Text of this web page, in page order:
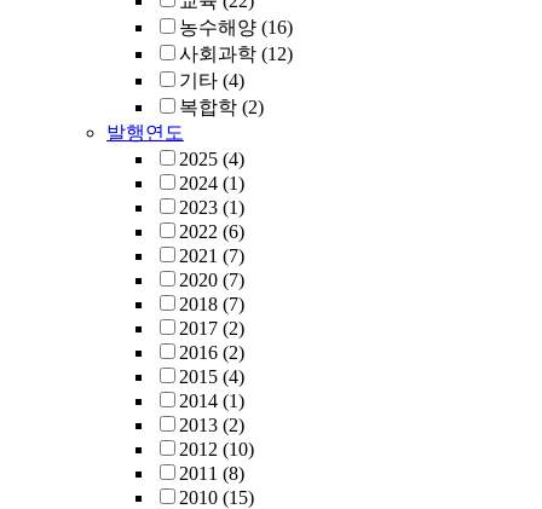
농수해양 (16)
사회과학 (12)
기타 (4)
복합학 (2)
발행연도
2025 (4)
2024 (1)
2023 (1)
2022 (6)
2021 (7)
2020 (7)
2018 (7)
2017 (2)
2016 (2)
2015 (4)
2014 (1)
2013 (2)
2012 (10)
2011 (8)
2010 (15)